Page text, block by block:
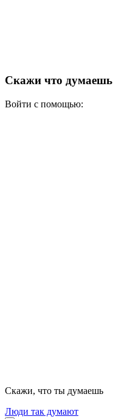
Скажи что думаешь
Войти с помощью:
Скажи, что ты думаешь
Люди так думают